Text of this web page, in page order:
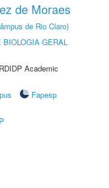
de Moraes
de Rio Claro)
BIOLOGIA GERAL
Academic
Fapesp